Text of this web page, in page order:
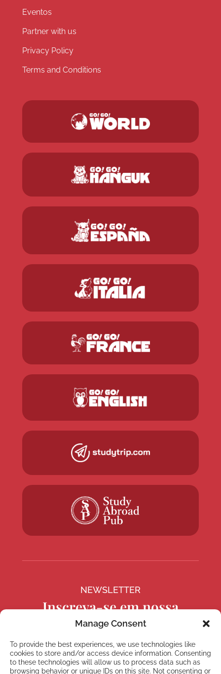
Manage Consent
To provide the best experiences, we use technologies like
cookies to store and/or access device information. Consenting
to these technologies will allow us to process data such as
browsing behavior or unique IDs on this site. Not consenting or
Eventos
Partner with us
Privacy Policy
Terms and Conditions
NEWSLETTER
Inscreva-se em nossa
newsletter